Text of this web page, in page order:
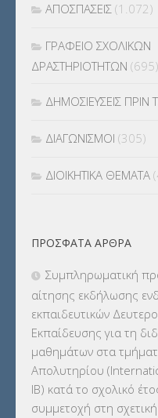
ΑΠΟΣΠΑΣΕΙΣ (1.072)
ΓΡΑΦΕΙΟ ΣΧΟΛΙΚΩΝ
ΔΡΑΣΤΗΡΙΟΤΗΤΩΝ (695)
ΔΗΜΟΣΙΕΥΣΕΙΣ ΠΡΙΝ
ΔΙΑΓΩΝΙΣΜΟΙ (305)
ΔΙΟΙΚΗΤΙΚΑ ΘΕΜΑΤΑ
ΕΚΔΡΟΜΕΣ(7.354)
ΕΚΠΑΙΔΕΥΤΙΚΑ ΘΕΜΑΤΑ
ΕΠΑΛ(366)
ΕΠΙΜΟΡΦΩΣΗ Τ.Π.Ε.
ΕΥΡΩΠΑΪΚΑ
ΠΡΌΣΦΑΤΑ ΆΡΘΡΑ
Συμπληρωματική
αίτησης εκδήλωσης
εκπαιδευτικών
Εκπαίδευσης για τη
μαθημάτων στα
Απολυτηρίου
IB) κατά το σχολικό
συμμετοχή στη